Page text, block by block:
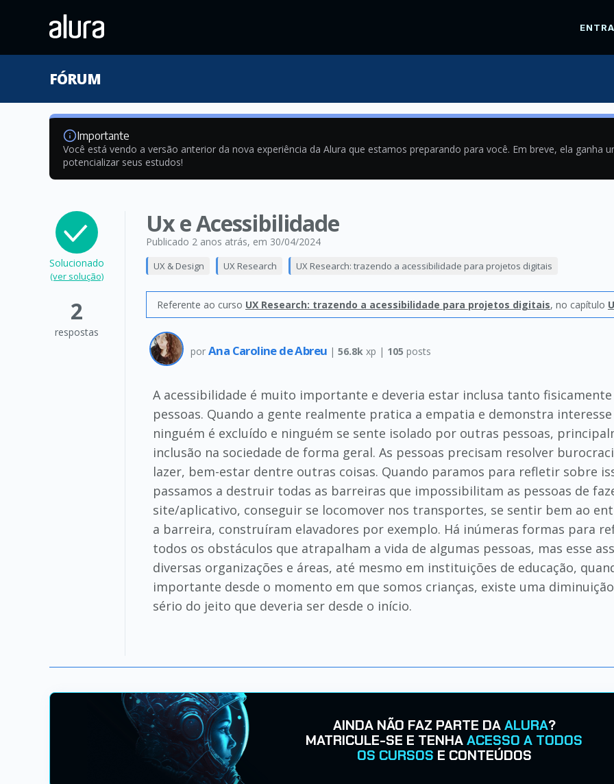
FÓRUM
Importante
Você está vendo a versão anterior da nova experiência da Alura que estamos preparando para você. Em breve, ela ganha
potencializar seus estudos!
Solucionado
(ver solução)
2
respostas
Ux e Acessibilidade
Publicado 2 anos atrás, em 30/04/2024
UX & Design UX Research UX Research: trazendo a acessibilidade para projetos digitais
Referente ao curso UX Research: trazendo a acessibilidade para projetos digitais, no capítulo
por Ana Caroline de Abreu | 56.8k xp | 105 posts
A acessibilidade é muito importante e deveria estar inclusa tanto
pessoas. Quando a gente realmente pratica a empatia e demonstra
ninguém é excluído e ninguém se sente isolado por outras pessoas,
inclusão na sociedade de forma geral. As pessoas precisam resolver
lazer, bem-estar dentre outras coisas. Quando paramos para refletir sobre
passamos a destruir todas as barreiras que impossibilitam as pessoas de
site/aplicativo, conseguir se locomover nos transportes, se sentir bem ao
a barreira, construíram elavadores por exemplo. Há inúmeras formas para
todos os obstáculos que atrapalham a vida de algumas pessoas, mas esse
diversas organizações e áreas, até mesmo em instituições de educação,
importante desde o momento em que somos crianças, existe uma
sério do jeito que deveria ser desde o início.
AINDA NÃO FAZ PARTE DAALURA?
MATRICULE-SE E TENHAACESSO A TODOS
OS CURSOS E CONTEÚDOS